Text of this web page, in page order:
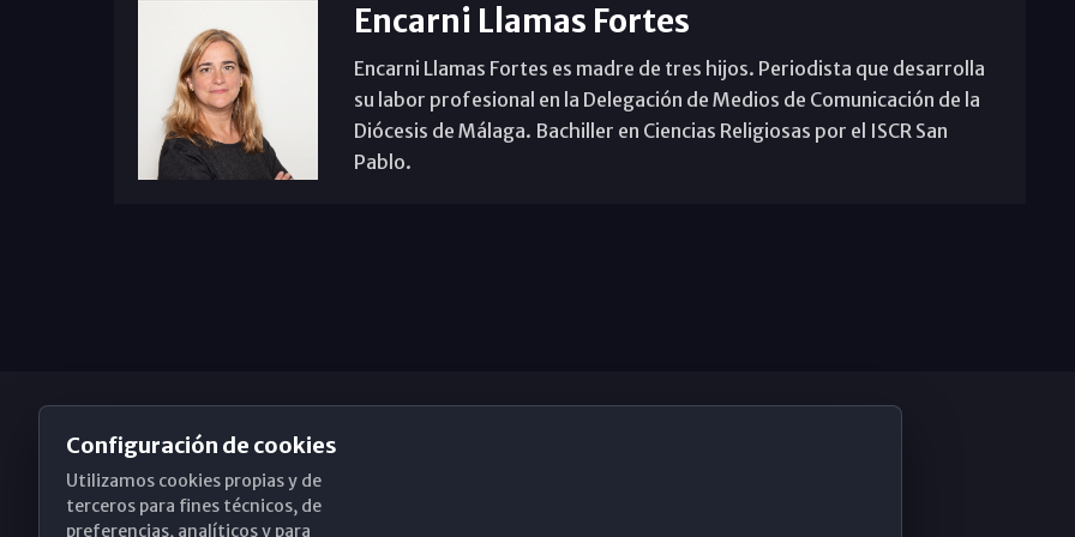
Encarni Llamas Fortes
Encarni Llamas Fortes es madre de tres hijos. Periodista que desarrolla
su labor profesional en la Delegación de Medios de Comunicación de la
Diócesis de Málaga. Bachiller en Ciencias Religiosas por el ISCR San
Pablo.
Obispado de Málaga
Configuración de cookies
Utilizamos cookies propias y de
terceros para fines técnicos, de
preferencias, analíticos y para